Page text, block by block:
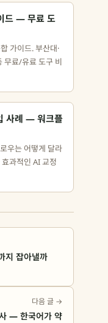
드 — 무료 도
가이드. 부산대·
무료/유료 도구 비
사례 — 워크플
우는 어떻게 달라
과적인 AI 교정
지 잡아낼까
다음 글 →
— 한국어가 약